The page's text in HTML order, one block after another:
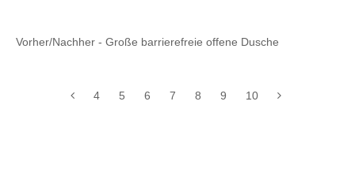
Vorher/Nachher - Große barrierefreie offene Dusche
4 5 6 7 8 9 10